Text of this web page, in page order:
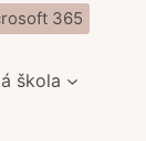
365
škola